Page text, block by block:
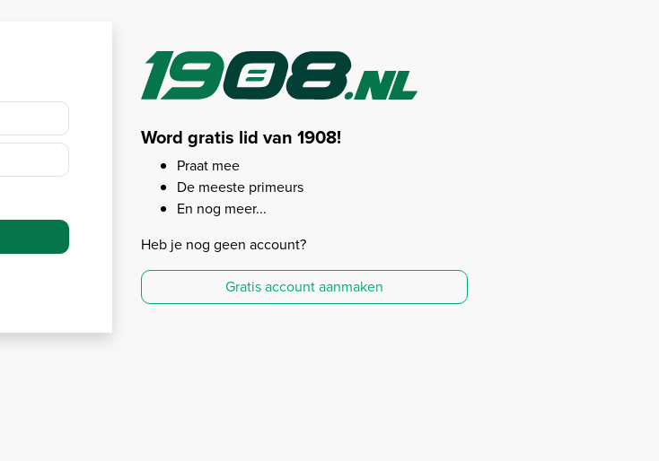
Word gratis lid van 1908!
Praat mee
De meeste primeurs
En nog meer...
Heb je nog geen account?
Gratis account aanmaken